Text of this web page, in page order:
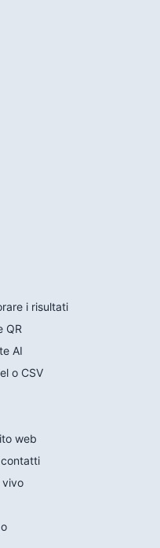
i risultati
QR
AI
o CSV
web
vivo